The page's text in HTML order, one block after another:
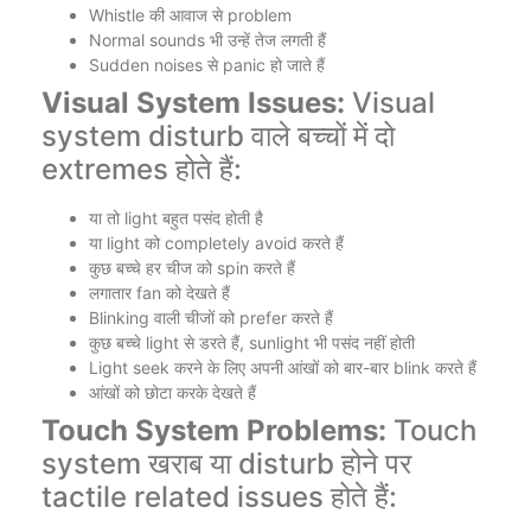
Whistle की आवाज से problem
Normal sounds भी उन्हें तेज लगती हैं
Sudden noises से panic हो जाते हैं
Visual System Issues: Visual
system disturb वाले बच्चों में दो
extremes होते हैं:
या तो light बहुत पसंद होती है
या light को completely avoid करते हैं
कुछ बच्चे हर चीज को spin करते हैं
लगातार fan को देखते हैं
Blinking वाली चीजों को prefer करते हैं
कुछ बच्चे light से डरते हैं, sunlight भी पसंद नहीं होती
Light seek करने के लिए अपनी आंखों को बार-बार blink करते हैं
आंखों को छोटा करके देखते हैं
Touch System Problems: Touch
system खराब या disturb होने पर
tactile related issues होते हैं: